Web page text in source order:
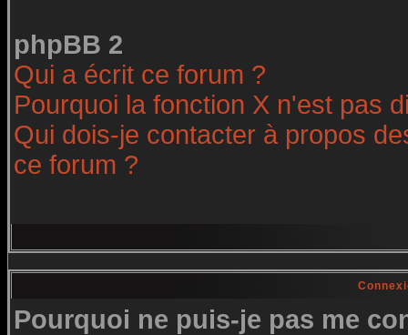
phpBB 2
Qui a écrit ce forum ?
Pourquoi la fonction X n'est pas
Qui dois-je contacter à propos
ce forum ?
Pourquoi ne puis-je pas me